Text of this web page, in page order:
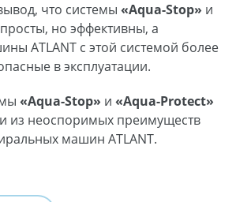
что системы «Аqua-Stop» и
просты, но эффективны, а
ATLANT с этой системой более
в эксплуатации.
«Аqua-Stop» и «Аqua-Protect»
из неоспоримых преимуществ
машин ATLANT.